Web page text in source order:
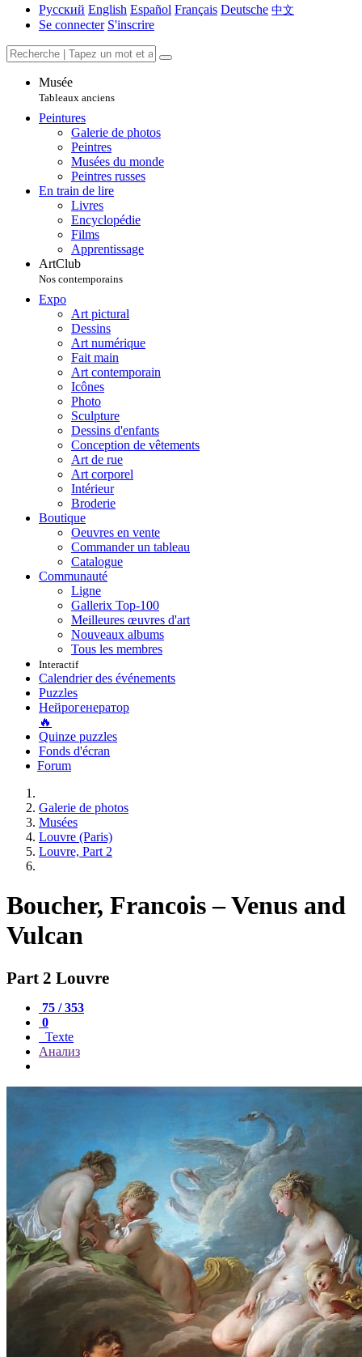
Русский English Español Français Deutsche 中文
Se connecter S'inscrire
Musée
Tableaux anciens
Peintures
Galerie de photos
Peintres
Musées du monde
Peintres russes
En train de lire
Livres
Encyclopédie
Films
Apprentissage
ArtClub
Nos contemporains
Expo
Art pictural
Dessins
Art numérique
Fait main
Art contemporain
Icônes
Photo
Sculpture
Dessins d'enfants
Conception de vêtements
Art de rue
Art corporel
Intérieur
Broderie
Boutique
Oeuvres en vente
Commander un tableau
Catalogue
Communauté
Ligne
Gallerix Top-100
Meilleures œuvres d'art
Nouveaux albums
Tous les membres
Interactif
Calendrier des événements
Puzzles
Нейрогенератор
🔥
Quinze puzzles
Fonds d'écran
Forum
Galerie de photos
Musées
Louvre (Paris)
Louvre, Part 2
Boucher, Francois – Venus and
Vulcan
Part 2 Louvre
75 / 353
0
Texte
Анализ